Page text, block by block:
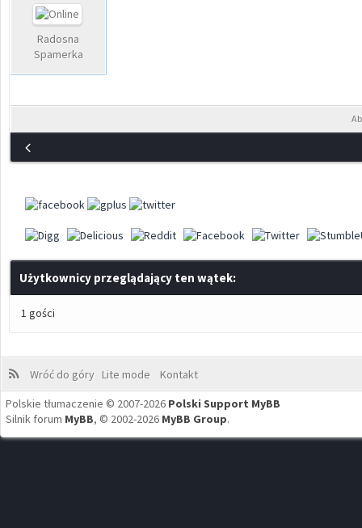
Radosna
Spamerka
Użytkownicy przeglądający ten wątek:
1 gości
Wróć do góry Lite mode
Kontakt
Polskie tłumaczenie © 2007-2026 Polski Support MyBB
Silnik forum MyBB, © 2002-2026 MyBB Group.